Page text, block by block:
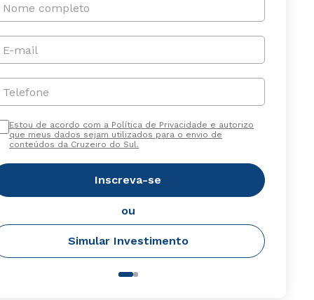
Nome completo
E-mail
Telefone
Estou de acordo com a Política de Privacidade e autorizo
que meus dados sejam utilizados para o envio de
conteúdos da Cruzeiro do Sul.
Inscreva-se
ou
Simular Investimento